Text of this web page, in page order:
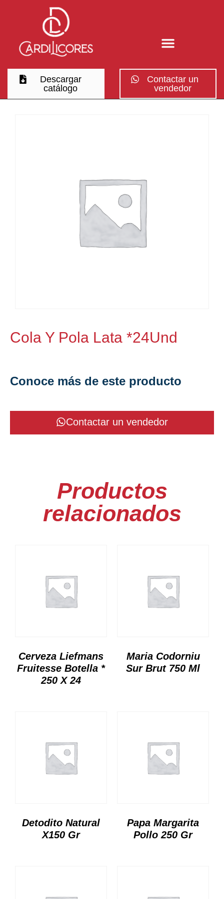
Descargar
catálogo
Contactar un
vendedor
Cola Y Pola Lata *24Und
Conoce más de este producto
Contactar un vendedor
Productos
relacionados
Cerveza Liefmans
Fruitesse Botella *
250 X 24
Maria Codorniu
Sur Brut 750 Ml
Detodito Natural
X150 Gr
Papa Margarita
Pollo 250 Gr